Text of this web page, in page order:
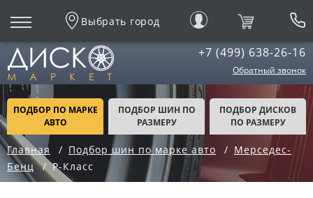
Выбрать город
+7 (499) 638-26-16
Обратный звонок
ПОДБОР ПО МАРКЕ
АВТО
ПОДБОР ШИН ПО
РАЗМЕРУ
ПОДБОР ДИСКОВ
ПО РАЗМЕРУ
Главная Подбор шин по марке авто
Мерседес-
Бенц
Р-Класс